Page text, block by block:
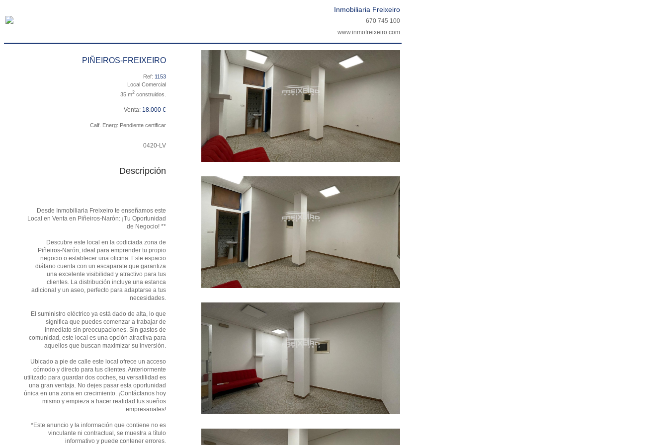
Inmobiliaria Freixeiro
670 745 100
www.inmofreixeiro.com
PIÑEIROS-FREIXEIRO
Ref: 1153
Local Comercial
35 m2 construidos.
Venta: 18.000 €
Calf. Energ: Pendiente certificar
0420-LV
Descripción
Desde Inmobiliaria Freixeiro te enseñamos este
Local en Venta en Piñeiros-Narón: ¡Tu Oportunidad
de Negocio! **
Descubre este local en la codiciada zona de
Piñeiros-Narón, ideal para emprender tu propio
negocio o establecer una oficina. Este espacio
diáfano cuenta con un escaparate que garantiza
una excelente visibilidad y atractivo para tus
clientes. La distribución incluye una estanca
adicional y un aseo, perfecto para adaptarse a tus
necesidades.
El suministro eléctrico ya está dado de alta, lo que
significa que puedes comenzar a trabajar de
inmediato sin preocupaciones. Sin gastos de
comunidad, este local es una opción atractiva para
aquellos que buscan maximizar su inversión.
Ubicado a pie de calle este local ofrece un acceso
cómodo y directo para tus clientes. Anteriormente
utilizado para guardar dos coches, su versatilidad es
una gran ventaja. No dejes pasar esta oportunidad
única en una zona en crecimiento. ¡Contáctanos hoy
mismo y empieza a hacer realidad tus sueños
empresariales!
*Este anuncio y la información que contiene no es
vinculante ni contractual, se muestra a título
informativo y puede contener errores.